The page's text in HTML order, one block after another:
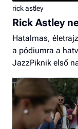
rick astley
Rick Astley
Hatalmas,
a pódiumra a
JazzPiknik első